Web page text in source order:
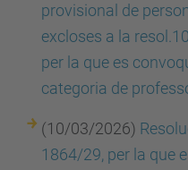
provisional de
excloses a la
per la que es
categoria de
(10/03/2026)
1864/29, per la que